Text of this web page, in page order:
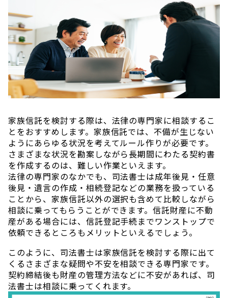
家族信託を検討する際は、法律の専門家に相談するこ
とをおすすめします。家族信託では、不備が生じない
ようにあらゆる状況を考えてルール作りが必要です。
さまざまな状況を勘案しながら長期間にわたる契約書
を作成するのは、難しい作業といえます。
法律の専門家のなかでも、司法書士は成年後見・任意
後見・遺言の作成・相続登記などの業務を扱っている
ことから、家族信託以外の選択も含めて比較しながら
相談に乗ってもらうことができます。信託財産に不動
産がある場合には、信託登記手続までワンストップで
依頼できるところもメリットといえるでしょう。
このように、司法書士は家族信託を検討する際に出て
くるさまざまな疑問や不安を相談できる専門家です。
契約締結後も財産の管理方法などに不安があれば、司
法書士は相談に乗ってくれます。